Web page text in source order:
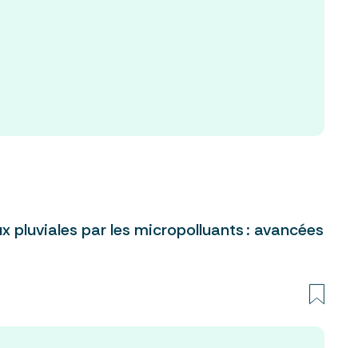
pluviales par les micropolluants : avancées